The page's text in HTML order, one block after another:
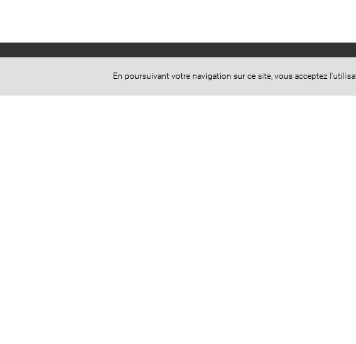
Cabinet Stéphanie Christin
En poursuivant votre navigation sur ce site, vous acceptez